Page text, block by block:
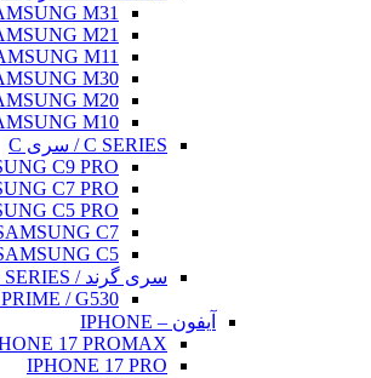
SAMSUNG M31
SAMSUNG M21
SAMSUNG M11
SAMSUNG M30
SAMSUNG M20
SAMSUNG M10
C SERIES / سری C
SAMSUNG C9 PRO
SAMSUNG C7 PRO
SAMSUNG C5 PRO
SAMSUNG C7
SAMSUNG C5
سری گرند / GRAND SERIES
GRAND PRIME / G530
آیفون – IPHONE
IPHONE 17 PROMAX
IPHONE 17 PRO